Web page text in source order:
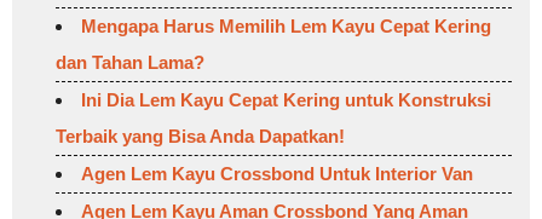
Mengapa Harus Memilih Lem Kayu Cepat Kering
dan Tahan Lama?
Ini Dia Lem Kayu Cepat Kering untuk Konstruksi
Terbaik yang Bisa Anda Dapatkan!
Agen Lem Kayu Crossbond Untuk Interior Van
Agen Lem Kayu Aman Crossbond Yang Aman